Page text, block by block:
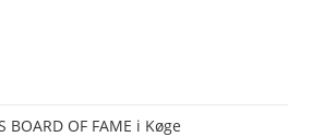
OF FAME i Køge